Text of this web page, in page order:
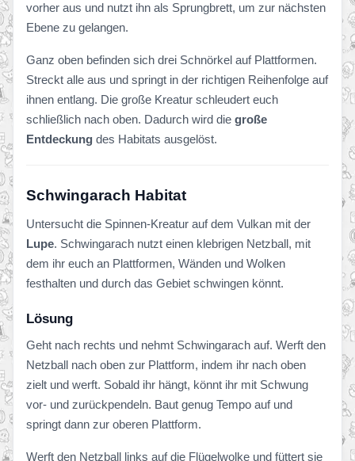
vorher aus und nutzt ihn als Sprungbrett, um zur nächsten
Ebene zu gelangen.
Ganz oben befinden sich drei Schnörkel auf Plattformen.
Streckt alle aus und springt in der richtigen Reihenfolge auf
ihnen entlang. Die große Kreatur schleudert euch
schließlich nach oben. Dadurch wird die große
Entdeckung des Habitats ausgelöst.
Schwingarach Habitat
Untersucht die Spinnen-Kreatur auf dem Vulkan mit der
Lupe. Schwingarach nutzt einen klebrigen Netzball, mit
dem ihr euch an Plattformen, Wänden und Wolken
festhalten und durch das Gebiet schwingen könnt.
Lösung
Geht nach rechts und nehmt Schwingarach auf. Werft den
Netzball nach oben zur Plattform, indem ihr nach oben
zielt und werft. Sobald ihr hängt, könnt ihr mit Schwung
vor- und zurückpendeln. Baut genug Tempo auf und
springt dann zur oberen Plattform.
Werft den Netzball links auf die Flügelwolke und füttert sie